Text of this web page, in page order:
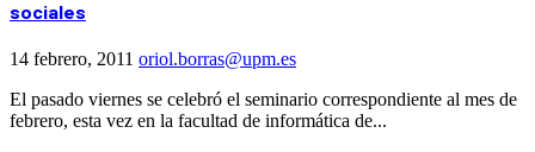
sociales
14 febrero, 2011 oriol.borras@upm.es
El pasado viernes se celebró el seminario correspondiente al mes de
febrero, esta vez en la facultad de informática de...